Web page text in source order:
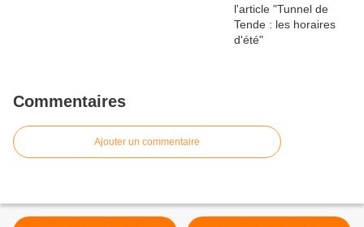
Commentaires
Ajouter un commentaire